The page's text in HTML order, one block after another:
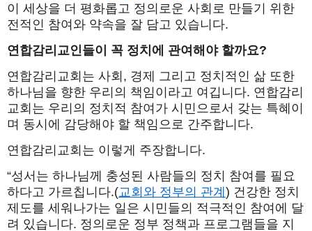
이 세상을 더 평화롭고 정의로운 사회로 만들기 위한
전적인 참여와 약속을 잘 담고 있습니다.
연합감리교인들이 꼭 정치에 관여해야 할까요?
연합감리교회는 사회, 경제 그리고 정치적인 삶 또한
하나님을 향한 우리의 책임이라고 여깁니다. 연합감리
교회는 우리의 정치적 참여가 시민으로서 갖는 특혜이
며 동시에 감당해야 할 책임으로 간주합니다.
연합감리교회는 이렇게 주장합니다.
“성서는 하나님께 충성된 사람들의 정치 참여를 필요
하다고 가르칩니다.(교회와 정부의 관계) 건강한 정치
제도를 세워나가는 일은 시민들의 적극적인 참여에 달
려 있습니다. 정의로운 정부 정책과 프로그램들을 지